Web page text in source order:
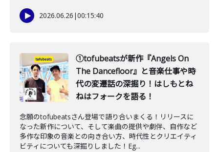
2026.06.26 |00:15:40
①tofubeatsが新作『Angels On
The Dancefloor』と音楽仕事や時
代の変遷話の深掘り！はしもとね
ねはフォークを語る！
念願のtofubeatsさん登場で語り合いまくる！リリースに
なった新作について、そして楽曲の提供や劇伴、自作など
多作な印象の音楽との向き合い方、時代性とクリエイティ
ビティについても深掘りしました！Eg...